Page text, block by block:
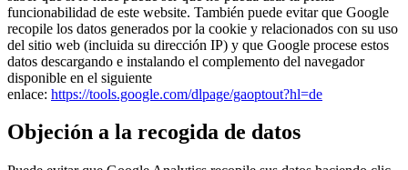
funcionabilidad de este website. También puede evitar que Google
recopile los datos generados por la cookie y relacionados con su uso
del sitio web (incluida su dirección IP) y que Google procese estos
datos descargando e instalando el complemento del navegador
disponible en el siguiente
enlace: https://tools.google.com/dlpage/gaoptout?hl=de
Objeción a la recogida de datos